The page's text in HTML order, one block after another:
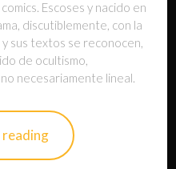
Escoses y nacido en
discutiblemente, con la
sus textos se reconocen,
de ocultismo,
necesariamente lineal.